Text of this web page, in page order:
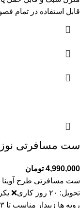
قابل استفاده در تمام
ست مسافرتی
4,990,000 تومان
ست مسافرتی طرح آوینا
تحویل: ۲۰ روز
رویه ها زیپدار مناسب تا ۳سالگی